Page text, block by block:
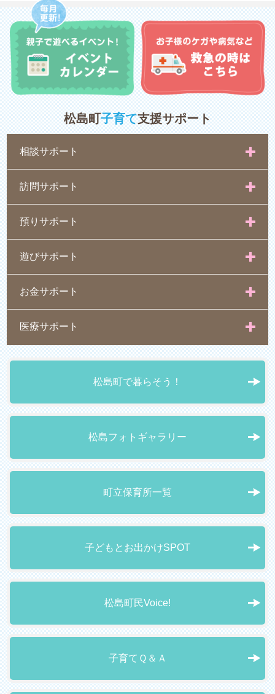
松島町子育て支援サポート
相談サポート
訪問サポート
預りサポート
遊びサポート
お金サポート
医療サポート
松島町で暮らそう！
松島フォトギャラリー
町立保育所一覧
子どもとお出かけSPOT
松島町民Voice!
子育てＱ＆Ａ